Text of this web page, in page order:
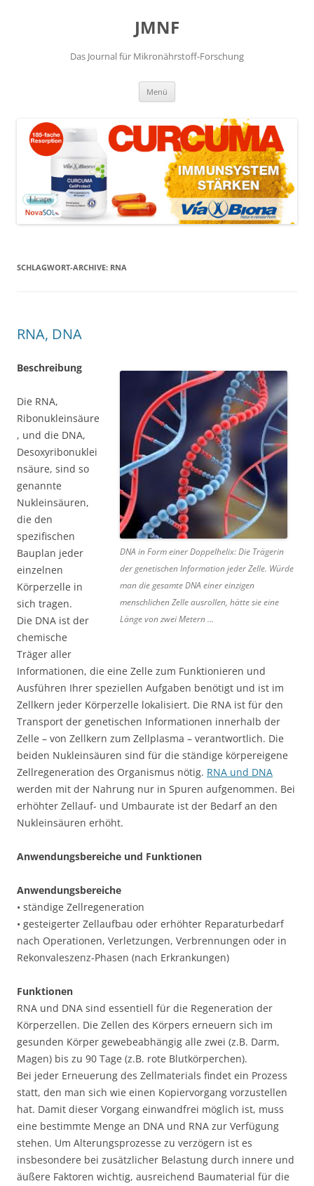
JMNF
Das Journal für Mikronährstoff-Forschung
Menü
SCHLAGWORT-ARCHIVE: RNA
RNA, DNA
DNA in Form einer Doppelhelix: Die Trägerin
der genetischen Information jeder Zelle. Würde
man die gesamte DNA einer einzigen
menschlichen Zelle ausrollen, hätte sie eine
Länge von zwei Metern …
Beschreibung
Die RNA,
Ribonukleinsäure
, und die DNA,
Desoxyribonuklei
nsäure, sind so
genannte
Nukleinsäuren,
die den
spezifischen
Bauplan jeder
einzelnen
Körperzelle in
sich tragen.
Die DNA ist der
chemische
Träger aller
Informationen, die eine Zelle zum Funktionieren und
Ausführen Ihrer speziellen Aufgaben benötigt und ist im
Zellkern jeder Körperzelle lokalisiert. Die RNA ist für den
Transport der genetischen Informationen innerhalb der
Zelle – von Zellkern zum Zellplasma – verantwortlich. Die
beiden Nukleinsäuren sind für die ständige körpereigene
Zellregeneration des Organismus nötig. RNA und DNA
werden mit der Nahrung nur in Spuren aufgenommen. Bei
erhöhter Zellauf- und Umbaurate ist der Bedarf an den
Nukleinsäuren erhöht.
Anwendungsbereiche und Funktionen
Anwendungsbereiche
• ständige Zellregeneration
• gesteigerter Zellaufbau oder erhöhter Reparaturbedarf
nach Operationen, Verletzungen, Verbrennungen oder in
Rekonvaleszenz-Phasen (nach Erkrankungen)
Funktionen
RNA und DNA sind essentiell für die Regeneration der
Körperzellen. Die Zellen des Körpers erneuern sich im
gesunden Körper gewebeabhängig alle zwei (z.B. Darm,
Magen) bis zu 90 Tage (z.B. rote Blutkörperchen).
Bei jeder Erneuerung des Zellmaterials findet ein Prozess
statt, den man sich wie einen Kopiervorgang vorzustellen
hat. Damit dieser Vorgang einwandfrei möglich ist, muss
eine bestimmte Menge an DNA und RNA zur Verfügung
stehen. Um Alterungsprozesse zu verzögern ist es
insbesondere bei zusätzlicher Belastung durch innere und
äußere Faktoren wichtig, ausreichend Baumaterial für die